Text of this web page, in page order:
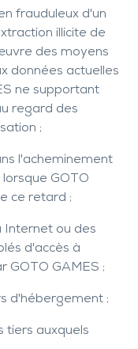
frauduleux d'un
illicite de
des moyens
données actuelles
ne supportant
regard des
;
l'acheminement
GOTO
ce retard ;
Internet ou des
d'accès à
GOTO GAMES ;
d'hébergement ;
tiers auxquels